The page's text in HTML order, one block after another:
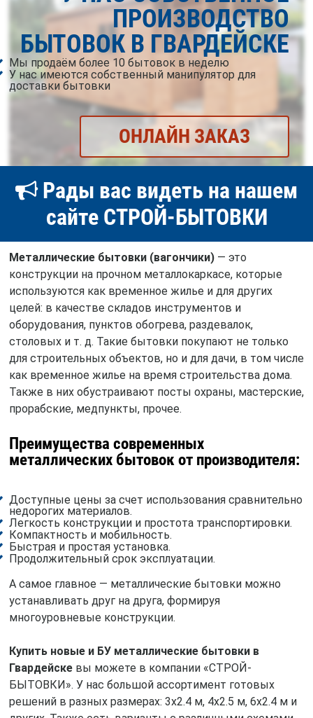
ПРОИЗВОДСТВО
БЫТОВОК В ГВАРДЕЙСКЕ
Мы продаём более 10 бытовок в неделю
У нас имеются собственный манипулятор для
доставки бытовки
ОНЛАЙН ЗАКАЗ
Рады вас видеть на нашем
сайте СТРОЙ-БЫТОВКИ
Металлические бытовки (вагончики)— это
конструкции на прочном металлокаркасе, которые
используются как временное жилье и для других
целей: в качестве складов инструментов и
оборудования, пунктов обогрева, раздевалок,
столовых и т. д. Такие бытовки покупают не только
для строительных объектов, но и для дачи, в том числе
как временное жилье на время строительства дома.
Также в них обустраивают посты охраны, мастерские,
прорабские, медпункты, прочее.
Преимущества современных
металлических бытовок от производителя:
Доступные цены за счет использования сравнительно
недорогих материалов.
Легкость конструкции и простота транспортировки.
Компактность и мобильность.
Быстрая и простая установка.
Продолжительный срок эксплуатации.
А самое главное — металлические бытовки можно
устанавливать друг на друга, формируя
многоуровневые конструкции.
Купить новые и БУ металлические бытовки в
Гвардейскевы можете в компании «СТРОЙ-
БЫТОВКИ». У нас большой ассортимент готовых
решений в разных размерах: 3х2.4 м, 4х2.5 м, 6х2.4 м и